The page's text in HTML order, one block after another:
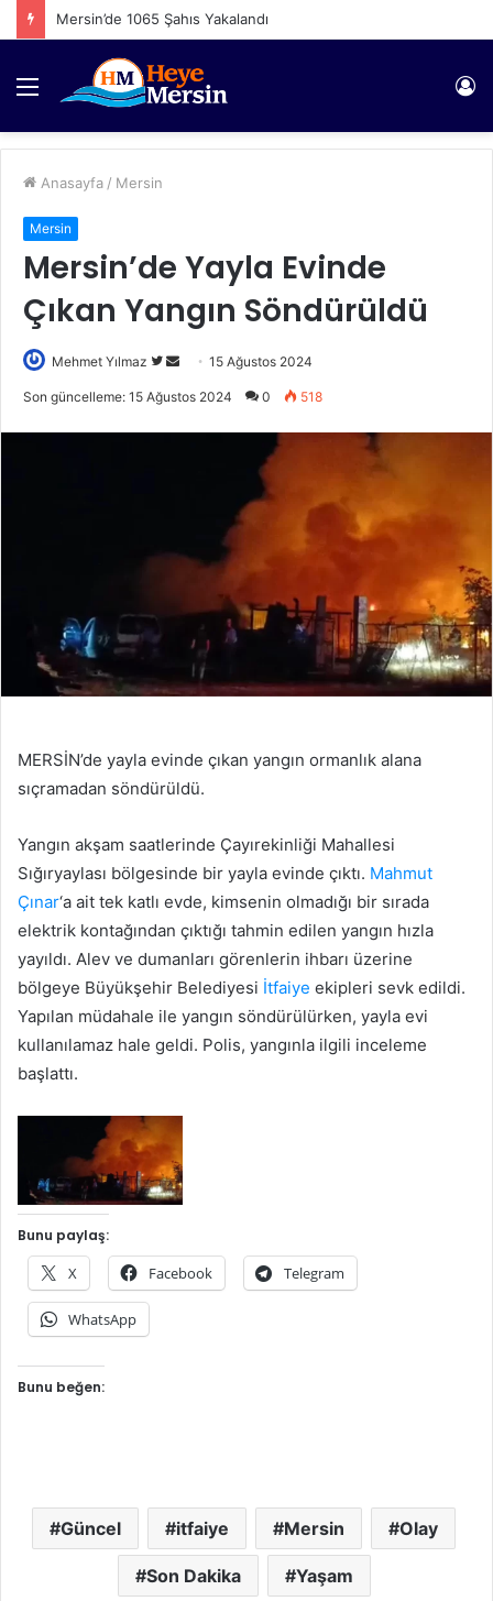
Mersin’de 1065 Şahıs Yakalandı
Menü
Anasayfa / Mersin
Mersin
Mersin’de Yayla Evinde
Çıkan Yangın Söndürüldü
Mehmet Yılmaz
Twitter'da
Bir
15 Ağustos 2024
Son güncelleme: 15 Ağustos 2024 0 518
MERSİN’de yayla evinde çıkan yangın ormanlık alana
sıçramadan söndürüldü.
Yangın akşam saatlerinde Çayırekinliği Mahallesi
Sığıryaylası bölgesinde bir yayla evinde çıktı. Mahmut
Çınar‘a ait tek katlı evde, kimsenin olmadığı bir sırada
elektrik kontağından çıktığı tahmin edilen yangın hızla
yayıldı. Alev ve dumanları görenlerin ihbarı üzerine
bölgeye Büyükşehir Belediyesi İtfaiye ekipleri sevk edildi.
Yapılan müdahale ile yangın söndürülürken, yayla evi
kullanılamaz hale geldi. Polis, yangınla ilgili inceleme
başlattı.
Bunu paylaş:
X Facebook Telegram
WhatsApp
Bunu beğen:
Güncel itfaiye Mersin Olay
Son Dakika Yaşam